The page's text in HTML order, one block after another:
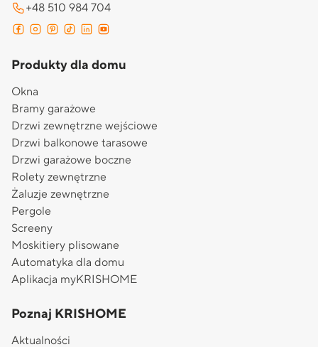
+48 510 984 704
Produkty dla domu
Okna
Bramy garażowe
Drzwi zewnętrzne wejściowe
Drzwi balkonowe tarasowe
Drzwi garażowe boczne
Rolety zewnętrzne
Żaluzje zewnętrzne
Pergole
Screeny
Moskitiery plisowane
Automatyka dla domu
Aplikacja myKRISHOME
Poznaj KRISHOME
Aktualności